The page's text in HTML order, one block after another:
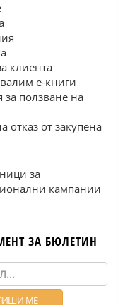
клиента
е-книги
за ползване на
отказ от закупена
за
кампании
ЗА БЮЛЕТИН